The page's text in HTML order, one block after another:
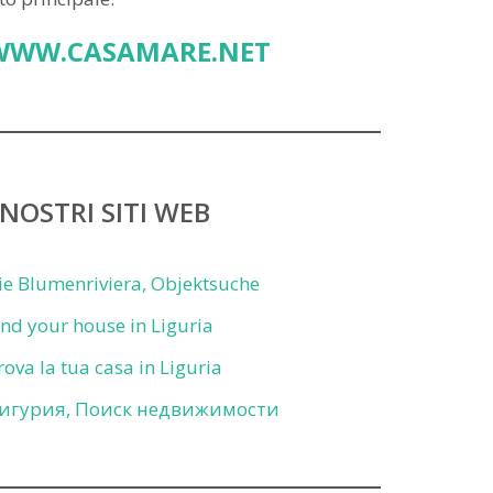
SITI WEB
Blumenriviera, Objektsuche
your house in Liguria
la tua casa in Liguria
Поиск недвижимости